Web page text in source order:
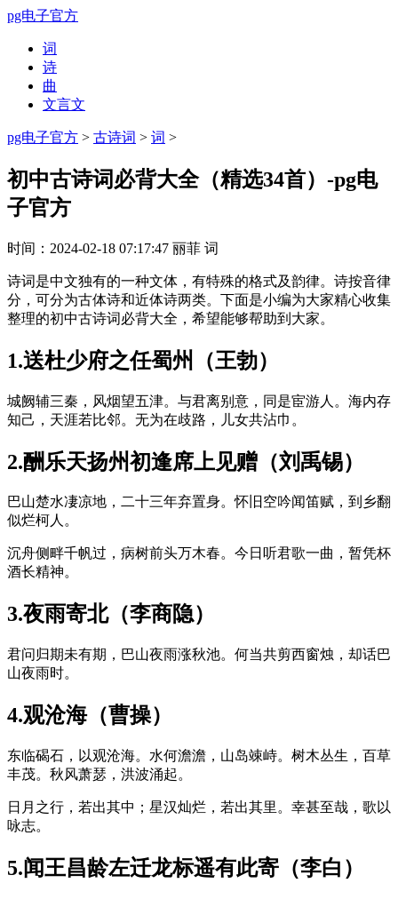
pg电子官方
词
诗
曲
文言文
pg电子官方 > 古诗词 > 词 >
初中古诗词必背大全（精选34首）-pg电
子官方
时间： 2024-02-18 07:17:47 丽菲 词
诗词是中文独有的一种文体，有特殊的格式及韵律。诗按音律
分，可分为古体诗和近体诗两类。下面是小编为大家精心收集
整理的初中古诗词必背大全，希望能够帮助到大家。
1.送杜少府之任蜀州（王勃）
城阙辅三秦，风烟望五津。与君离别意，同是宦游人。海内存
知己，天涯若比邻。无为在歧路，儿女共沾巾。
2.酬乐天扬州初逢席上见赠（刘禹锡）
巴山楚水凄凉地，二十三年弃置身。怀旧空吟闻笛赋，到乡翻
似烂柯人。
沉舟侧畔千帆过，病树前头万木春。今日听君歌一曲，暂凭杯
酒长精神。
3.夜雨寄北（李商隐）
君问归期未有期，巴山夜雨涨秋池。何当共剪西窗烛，却话巴
山夜雨时。
4.观沧海（曹操）
东临碣石，以观沧海。水何澹澹，山岛竦峙。树木丛生，百草
丰茂。秋风萧瑟，洪波涌起。
日月之行，若出其中；星汉灿烂，若出其里。幸甚至哉，歌以
咏志。
5.闻王昌龄左迁龙标遥有此寄（李白）